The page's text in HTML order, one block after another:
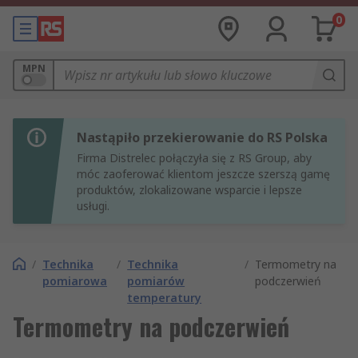
0
MPN
Nastąpiło przekierowanie do RS Polska
Firma Distrelec połączyła się z RS Group, aby
móc zaoferować klientom jeszcze szerszą gamę
produktów, zlokalizowane wsparcie i lepsze
usługi.
/ Technika
pomiarowa
/ Technika
pomiarów
temperatury
/ Termometry na
podczerwień
Termometry na podczerwień